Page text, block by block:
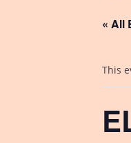
« All
This